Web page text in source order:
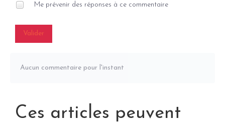
Me prévenir des réponses à ce commentaire
Valider
Aucun commentaire pour l'instant
Ces articles peuvent